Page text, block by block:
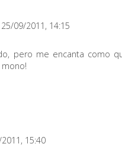
25/09/2011, 14:15
pero me encanta como
15:40